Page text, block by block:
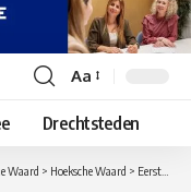
Lettergrootte
aanpassen
Aa
Drechtsteden
Waard > Hoeksche Waard > Eerste delen wand middentunnelkanaal Heinenoordtunnel gearriveerd